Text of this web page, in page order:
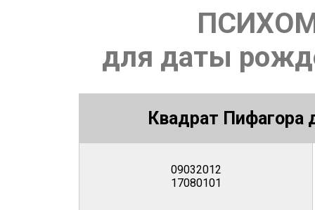
для даты
Квадрат Пифагора
09032012
17080101